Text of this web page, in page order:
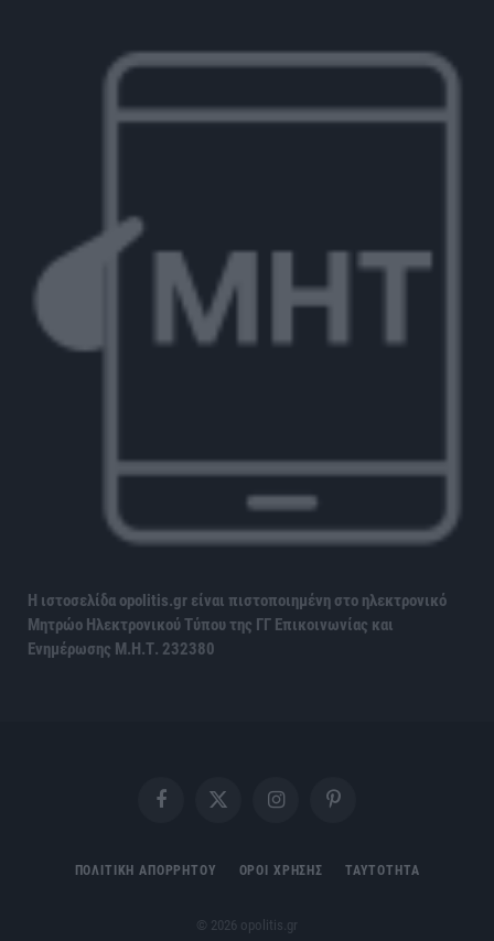
Η ιστοσελίδα opolitis.gr είναι πιστοποιημένη στο ηλεκτρονικό
Μητρώο Ηλεκτρονικού Τύπου της ΓΓ Επικοινωνίας και
Ενημέρωσης Μ.Η.Τ. 232380
FacebookX
InstagramPinterest
ΠΟΛΙΤΙΚΗ ΑΠΟΡΡΗΤΟΥ ΟΡΟΙ ΧΡΗΣΗΣ ΤΑΥΤΟΤΗΤΑ
© 2026 opolitis.gr